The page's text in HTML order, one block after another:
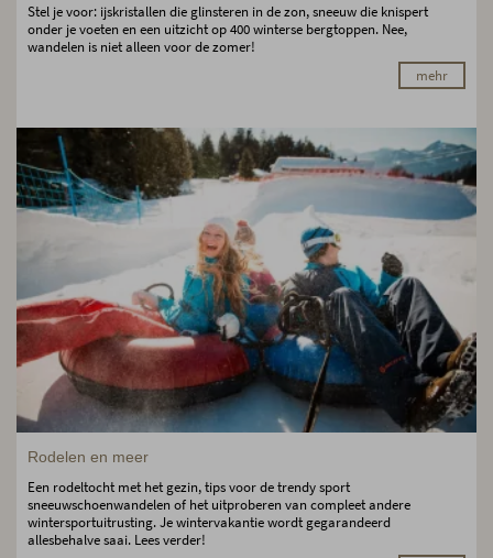
Stel je voor: ijskristallen die glinsteren in de zon, sneeuw die knispert
onder je voeten en een uitzicht op 400 winterse bergtoppen. Nee,
wandelen is niet alleen voor de zomer!
mehr
Rodelen en meer
Een rodeltocht met het gezin, tips voor de trendy sport
sneeuwschoenwandelen of het uitproberen van compleet andere
wintersportuitrusting. Je wintervakantie wordt gegarandeerd
allesbehalve saai. Lees verder!